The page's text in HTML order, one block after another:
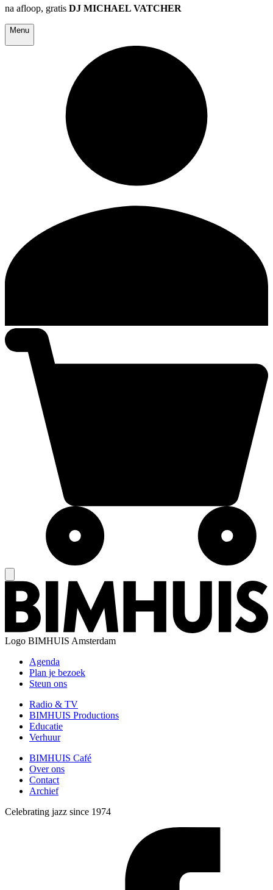
na afloop, gratis DJ MICHAEL VATCHER
Menu
Logo BIMHUIS Amsterdam
Agenda
Plan je bezoek
Steun ons
Radio & TV
BIMHUIS Productions
Educatie
Verhuur
BIMHUIS Café
Over ons
Contact
Archief
Celebrating jazz since 1974